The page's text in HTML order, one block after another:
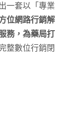
一套以「專業
位網路行銷解
務，為藥局打
整數位行銷閉